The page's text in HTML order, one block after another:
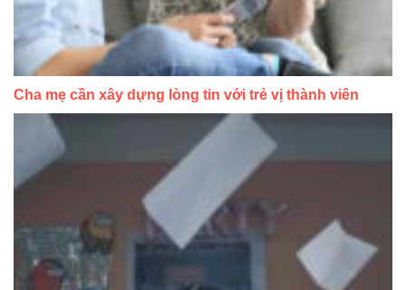
Cha mẹ cần xây dựng lòng tin với trẻ vị thành viên